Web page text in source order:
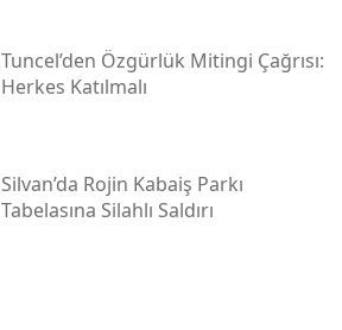
Tuncel’den Özgürlük Mitingi Çağrısı:
Herkes Katılmalı
Silvan’da Rojin Kabaiş Parkı
Tabelasına Silahlı Saldırı